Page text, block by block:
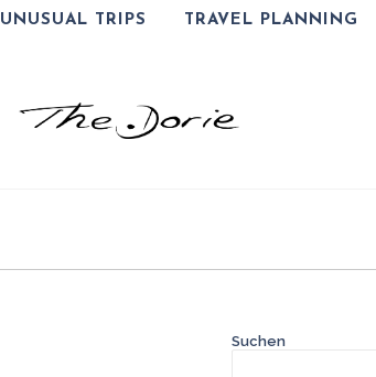
UNUSUAL TRIPS
TRAVEL PLANNING
Suchen